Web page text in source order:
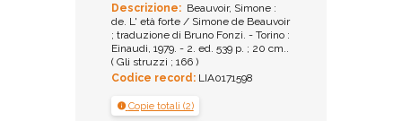
Descrizione: Beauvoir, Simone :
de. L' età forte / Simone de Beauvoir
; traduzione di Bruno Fonzi. - Torino :
Einaudi, 1979. - 2. ed. 539 p. ; 20 cm..
( Gli struzzi ; 166 )
Codice record: LIA0171598
Copie totali (2)